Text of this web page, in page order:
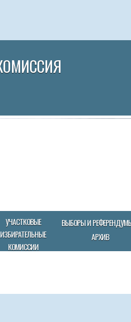
УЧАСТКОВЫЕ
ИЗБИРАТЕЛЬНЫЕ
КОМИССИИ
ВЫБОРЫ И
АРХИВ